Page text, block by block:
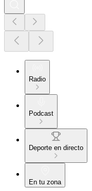
Radio
Podcast
Deporte en directo
En tu zona